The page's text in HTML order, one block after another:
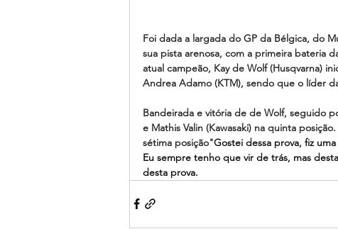
Foi dada a largada do GP da Bélgica, do
sua pista arenosa, com a primeira bateria
atual campeão, Kay de Wolf (Husqvarna)
Andrea Adamo (KTM), sendo que o líder
Bandeirada e vitória de de Wolf, seguido
e Mathis Valin (Kawasaki) na quinta
sétima posição"Gostei dessa prova, fiz
Eu sempre tenho que vir de trás, mas
desta prova.